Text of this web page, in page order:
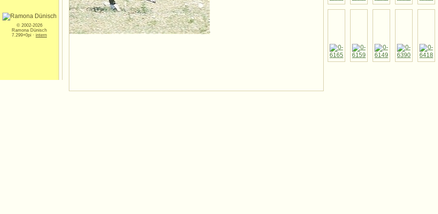
© 2002-2026
Ramona Dünisch
7.299+0pi · intern